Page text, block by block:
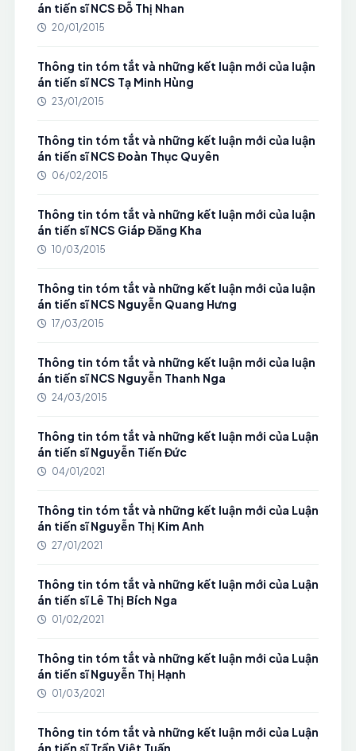
án tiến sĩ NCS Đỗ Thị Nhan
20/01/2015
Thông tin tóm tắt và những kết luận mới của luận
án tiến sĩ NCS Tạ Minh Hùng
23/01/2015
Thông tin tóm tắt và những kết luận mới của luận
án tiến sĩ NCS Đoàn Thục Quyên
06/02/2015
Thông tin tóm tắt và những kết luận mới của luận
án tiến sĩ NCS Giáp Đăng Kha
10/03/2015
Thông tin tóm tắt và những kết luận mới của luận
án tiến sĩ NCS Nguyễn Quang Hưng
17/03/2015
Thông tin tóm tắt và những kết luận mới của luận
án tiến sĩ NCS Nguyễn Thanh Nga
24/03/2015
Thông tin tóm tắt và những kết luận mới của Luận
án tiến sĩ Nguyễn Tiến Đức
04/01/2021
Thông tin tóm tắt và những kết luận mới của Luận
án tiến sĩ Nguyễn Thị Kim Anh
27/01/2021
Thông tin tóm tắt và những kết luận mới của Luận
án tiến sĩ Lê Thị Bích Nga
01/02/2021
Thông tin tóm tắt và những kết luận mới của Luận
án tiến sĩ Nguyễn Thị Hạnh
01/03/2021
Thông tin tóm tắt và những kết luận mới của Luận
án tiến sĩ Trần Việt Tuấn